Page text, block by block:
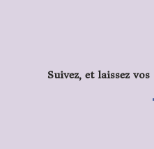
Suivez, et laissez